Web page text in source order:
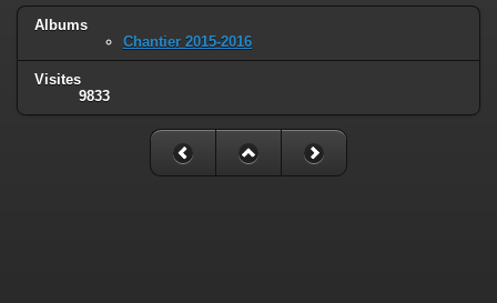
Albums
Chantier 2015-2016
Visites
9833